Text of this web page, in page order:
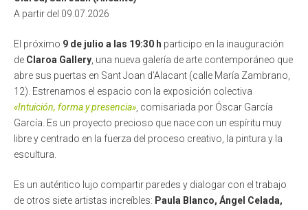
A partir del 09.07.2026
El próximo 9 de julio a las 19:30 h participo en la inauguración
de Claroa Gallery, una nueva galería de arte contemporáneo que
abre sus puertas en Sant Joan d’Alacant (calle María Zambrano,
12). Estrenamos el espacio con la exposición colectiva
«Intuición, forma y presencia», comisariada por Óscar García
García. Es un proyecto precioso que nace con un espíritu muy
libre y centrado en la fuerza del proceso creativo, la pintura y la
escultura.
Es un auténtico lujo compartir paredes y dialogar con el trabajo
de otros siete artistas increíbles: Paula Blanco, Ángel Celada,